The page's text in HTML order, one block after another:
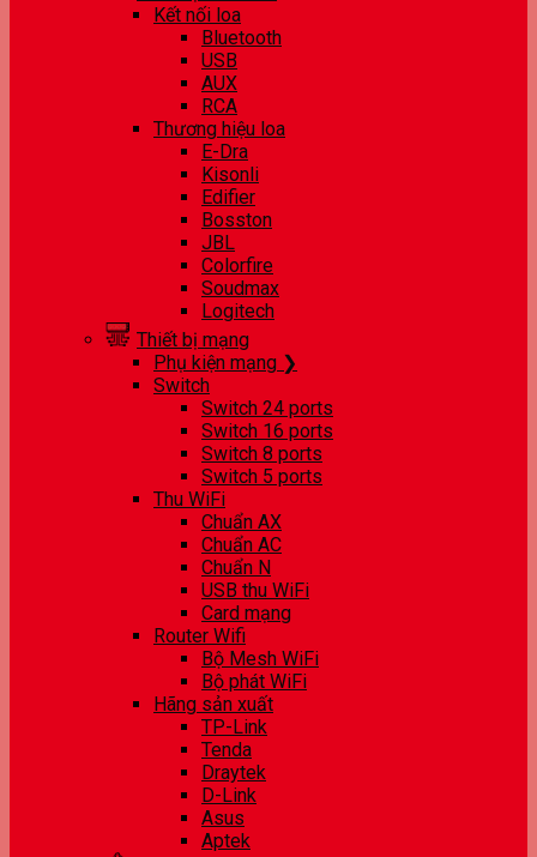
Kết nối loa
Bluetooth
USB
AUX
RCA
Thương hiệu loa
E-Dra
Kisonli
Edifier
Bosston
JBL
Colorfire
Soudmax
Logitech
Thiết bị mạng
Phụ kiện mạng ❯
Switch
Switch 24 ports
Switch 16 ports
Switch 8 ports
Switch 5 ports
Thu WiFi
Chuẩn AX
Chuẩn AC
Chuẩn N
USB thu WiFi
Card mạng
Router Wifi
Bộ Mesh WiFi
Bộ phát WiFi
Hãng sản xuất
TP-Link
Tenda
Draytek
D-Link
Asus
Aptek